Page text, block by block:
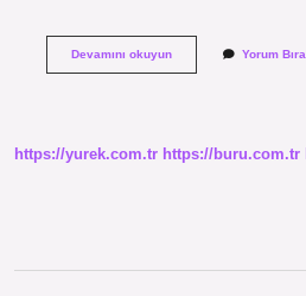
Devamını okuyunMelena
Yorum
https://yurek.com.tr https://buru.com.tr